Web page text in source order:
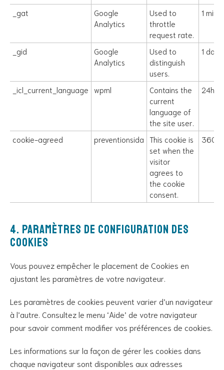
_gat
Google
Analytics
Used to
throttle
request rate.
1
_gid
Google
Analytics
Used to
distinguish
users.
1 day
_icl_current_language wpml
Contains the
current
language of
the site user.
24h
cookie-agreed preventionsida
This cookie is
set when the
visitor
agrees to
the cookie
consent.
360
4. Paramètres de configuration des
cookies
Vous pouvez empêcher le placement de Cookies en
ajustant les paramètres de votre navigateur.
Les paramètres de cookies peuvent varier d’un navigateur
à l’autre. Consultez le menu ‘Aide’ de votre navigateur
pour savoir comment modifier vos préférences de cookies.
Les informations sur la façon de gérer les cookies dans
chaque navigateur sont disponibles aux adresses